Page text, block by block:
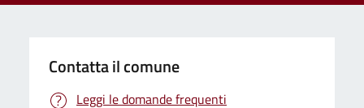
Contatta il comune
Leggi le domande frequenti